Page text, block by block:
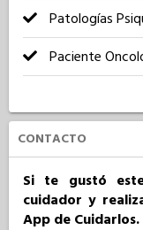
Patologías
Paciente
CONTACTO
Si te gustó
cuidador y
App de Cuidarlos.